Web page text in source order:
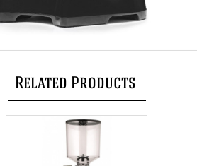
Related Products